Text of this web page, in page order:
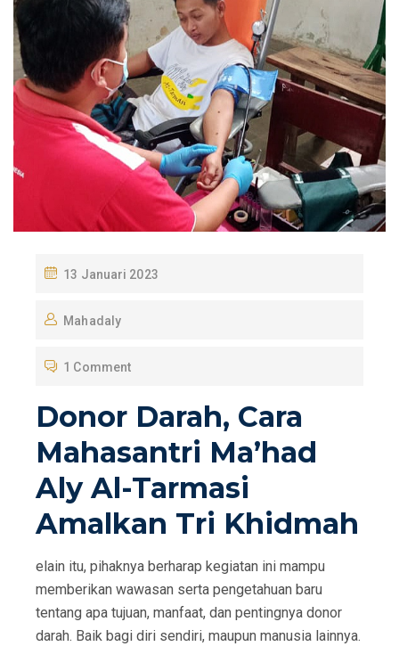
P
S
E
O
N
13 Januari 2023
Mahadaly
1 Comment
Donor Darah, Cara
Mahasantri Ma’had
Aly Al-Tarmasi
Amalkan Tri Khidmah
elain itu, pihaknya berharap kegiatan ini mampu
memberikan wawasan serta pengetahuan baru
tentang apa tujuan, manfaat, dan pentingnya donor
darah. Baik bagi diri sendiri, maupun manusia lainnya.